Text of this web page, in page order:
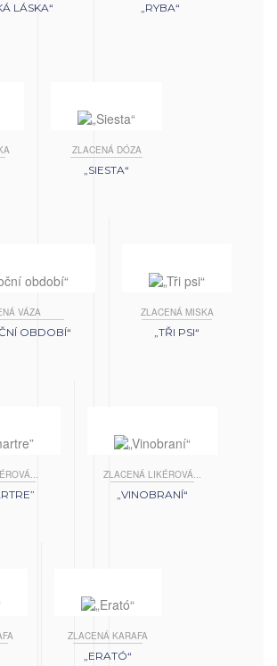
LÁSKA“ „RYBA“
ZLACENÁ DÓZA
„SIESTA“
VÁZA
OBDOBÍ“
ZLACENÁ MISKA
„TŘI PSI“
ZLACENÁ LIKÉROVÁ...
„VINOBRANÍ“
ZLACENÁ KARAFA
„ERATÓ“